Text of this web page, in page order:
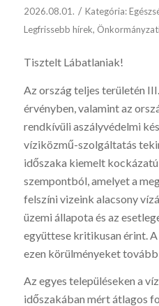
2026.08.01. / Kategória:
Legfrissebb hírek,
Tisztelt Lábatlaniak!
Az ország teljes területén
érvényben, valamint az
rendkívüli aszályvédelmi
víziközmű-szolgáltatás
időszaka kiemelt
szempontból, amelyet a
felszíni vizeink alacsony
üzemi állapota és az
együttese kritikusan érint.
ezen körülményeket
Az egyes településeken a
időszakában mért átlagos